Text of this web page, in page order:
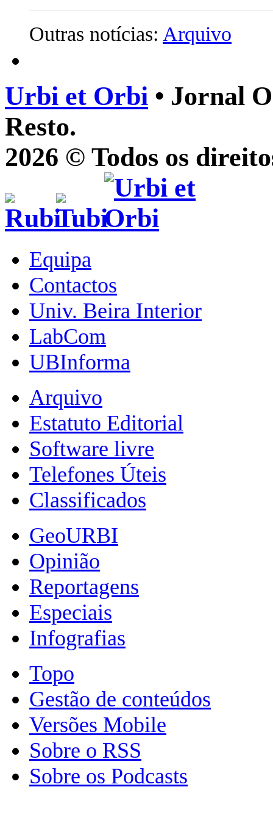
Outras notícias: Arquivo
Urbi et Orbi • Jornal
Resto.
2026 © Todos os
Equipa
Contactos
Univ. Beira Interior
LabCom
UBInforma
Arquivo
Estatuto Editorial
Software livre
Telefones Úteis
Classificados
GeoURBI
Opinião
Reportagens
Especiais
Infografias
Topo
Gestão de conteúdos
Versões Mobile
Sobre o RSS
Sobre os Podcasts